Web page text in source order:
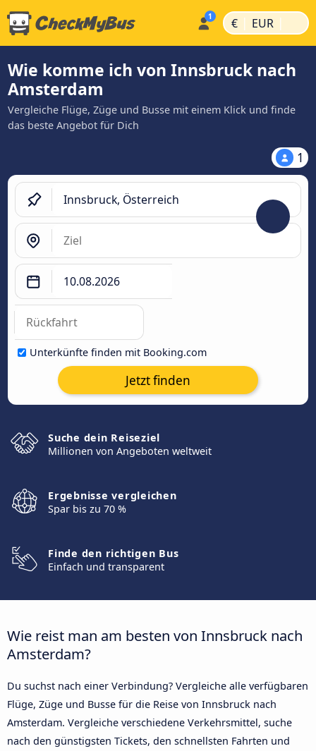
€ | EUR |
Wie komme ich von Innsbruck nach
Amsterdam
Vergleiche Flüge, Züge und Busse mit einem Klick und finde
das beste Angebot für Dich
1
Unterkünfte finden mit Booking.com
Jetzt finden
Suche dein Reiseziel
Millionen von Angeboten weltweit
Ergebnisse vergleichen
Spar bis zu 70 %
Finde den richtigen Bus
Einfach und transparent
Wie reist man am besten von Innsbruck nach
Amsterdam?
Du suchst nach einer Verbindung? Vergleiche alle verfügbaren
Flüge, Züge und Busse für die Reise von Innsbruck nach
Amsterdam. Vergleiche verschiedene Verkehrsmittel, suche
nach den günstigsten Tickets, den schnellsten Fahrten und